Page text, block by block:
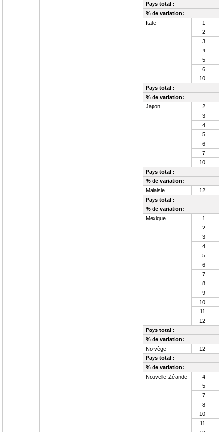
Pays total :
% de variation:
Italie
1
2
3
4
5
6
10
Pays total :
% de variation:
Japon
2
3
4
5
6
7
10
Pays total :
% de variation:
Malaisie
12
Pays total :
% de variation:
Mexique
1
2
3
4
5
6
7
8
9
10
11
12
Pays total :
% de variation:
Norvège
12
Pays total :
% de variation:
Nouvelle-Zélande
4
5
7
8
10
11